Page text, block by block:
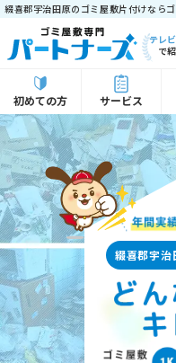
綴喜郡宇治田原のゴミ屋敷片付けなら
テレ
で
初めての方 サービス
綴喜郡宇治